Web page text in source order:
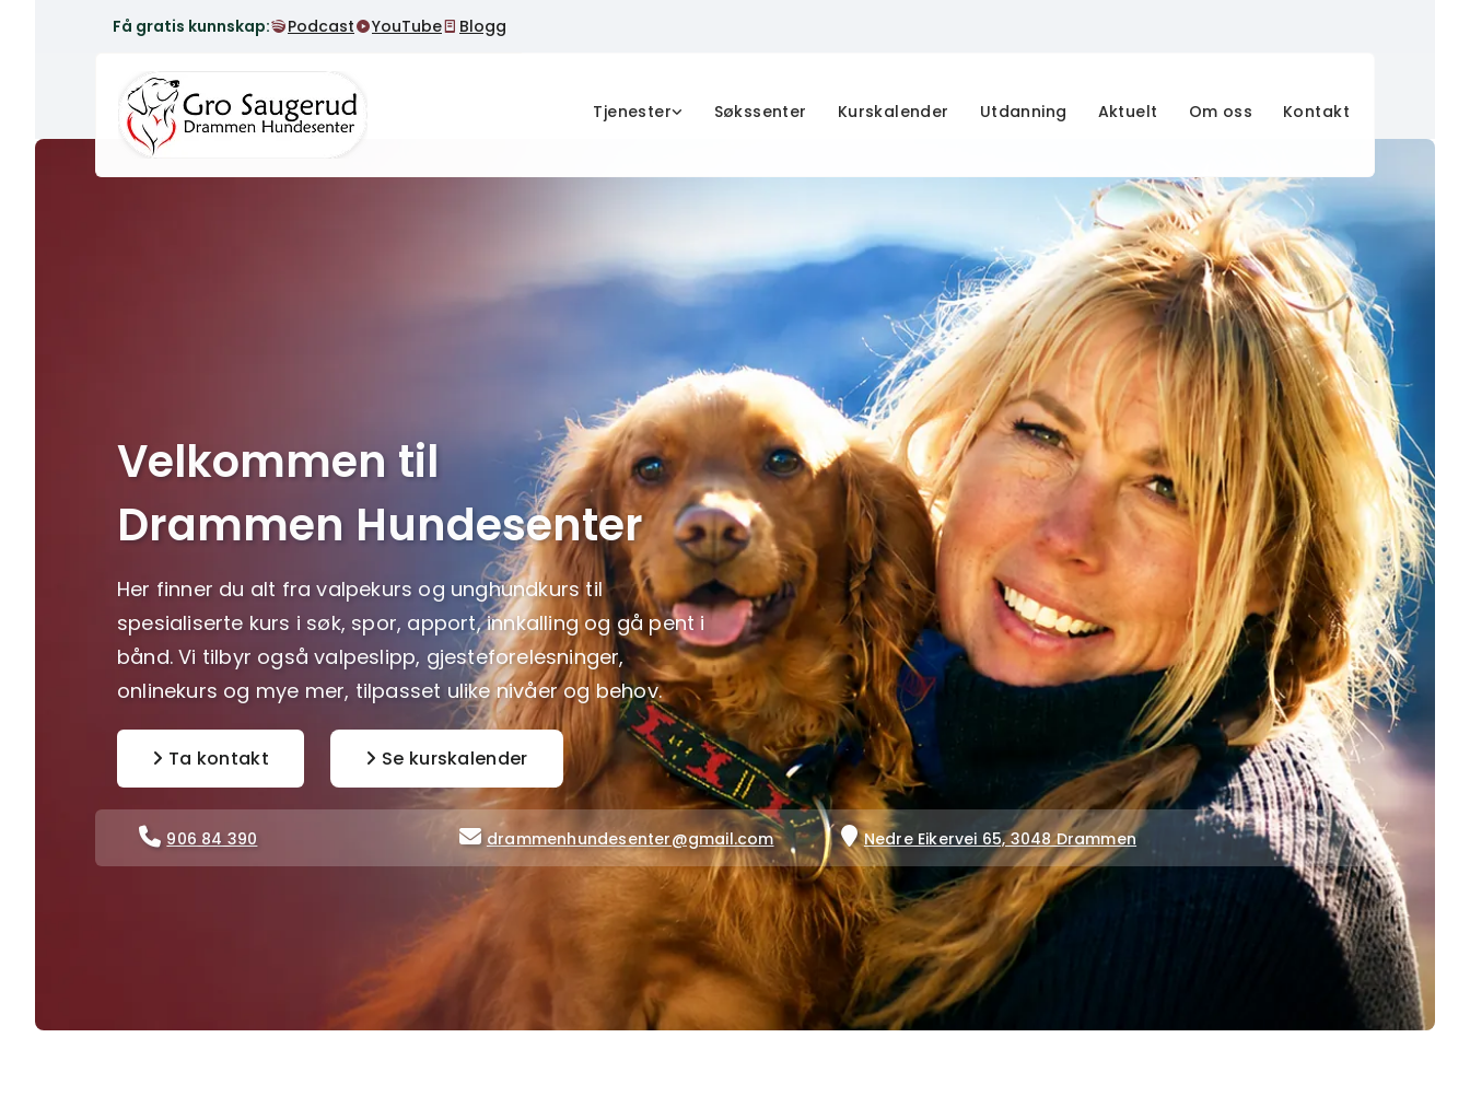
Få gratis kunnskap: Podcast YouTube Blogg
Tjenester Søkssenter Kurskalender Utdanning Aktuelt Om oss Kontakt
Velkommen til
Drammen Hundesenter
Her finner du alt fra valpekurs og unghundkurs til
spesialiserte kurs i søk, spor, apport, innkalling og gå pent i
bånd. Vi tilbyr også valpeslipp, gjesteforelesninger,
onlinekurs og mye mer, tilpasset ulike nivåer og behov.
Ta kontakt Se kurskalender
 906 84 390  drammenhundesenter@gmail.com  Nedre Eikervei 65, 3048 Drammen